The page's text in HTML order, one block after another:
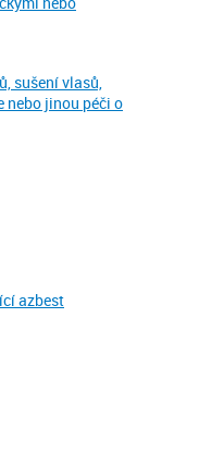
sušení vlasů,
nebo jinou péči o
azbest